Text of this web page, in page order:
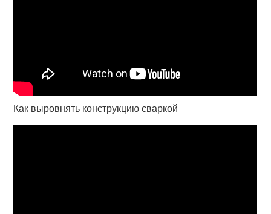
Как выровнять конструкцию сваркой